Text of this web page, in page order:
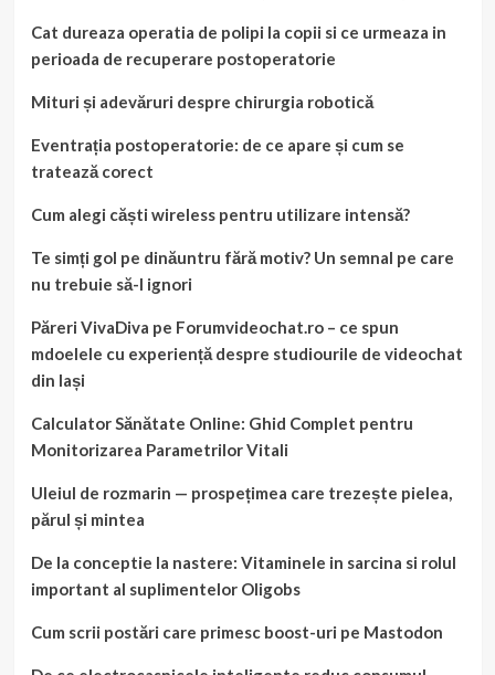
Cat dureaza operatia de polipi la copii si ce urmeaza in
perioada de recuperare postoperatorie
Mituri și adevăruri despre chirurgia robotică
Eventrația postoperatorie: de ce apare și cum se
tratează corect
Cum alegi căști wireless pentru utilizare intensă?
Te simți gol pe dinăuntru fără motiv? Un semnal pe care
nu trebuie să-l ignori
Păreri VivaDiva pe Forumvideochat.ro – ce spun
mdoelele cu experiență despre studiourile de videochat
din Iași
Calculator Sănătate Online: Ghid Complet pentru
Monitorizarea Parametrilor Vitali
Uleiul de rozmarin — prospețimea care trezește pielea,
părul și mintea
De la conceptie la nastere: Vitaminele in sarcina si rolul
important al suplimentelor Oligobs
Cum scrii postări care primesc boost-uri pe Mastodon